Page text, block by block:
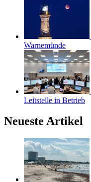
Warnemünde
Leitstelle in Betrieb
Neueste Artikel